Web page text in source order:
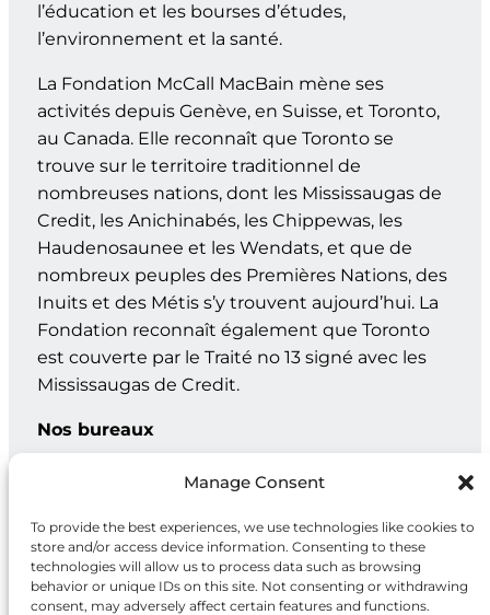
Manage Consent
To provide the best experiences, we use technologies like cookies to
store and/or access device information. Consenting to these
technologies will allow us to process data such as browsing
behavior or unique IDs on this site. Not consenting or withdrawing
consent, may adversely affect certain features and functions.
l’éducation et les bourses d’études,
l’environnement et la santé.
La Fondation McCall MacBain mène ses
activités depuis Genève, en Suisse, et Toronto,
au Canada. Elle reconnaît que Toronto se
trouve sur le territoire traditionnel de
nombreuses nations, dont les Mississaugas de
Credit, les Anichinabés, les Chippewas, les
Haudenosaunee et les Wendats, et que de
nombreux peuples des Premières Nations, des
Inuits et des Métis s’y trouvent aujourd’hui. La
Fondation reconnaît également que Toronto
est couverte par le Traité no 13 signé avec les
Mississaugas de Credit.
Nos bureaux
Genève : C.P. 202 – 1211 Genève 12, Suisse
Facebook X Instagram LinkedIn